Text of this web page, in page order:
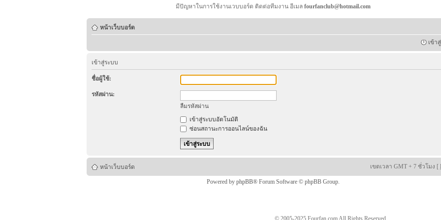
มีปัญหาในการใช้งานเวบบอร์ด ติดต่อทีมงาน อีเมล fourfanclub@hotmail.com
หน้าเว็บบอร์ด
เข้า
เข้าสู่ระบบ
ชื่อผู้ใช้:
รหัสผ่าน:
ลืมรหัสผ่าน
เข้าสู่ระบบอัตโนมัติ
ซ่อนสถานะการออนไลน์ของฉัน
หน้าเว็บบอร์ด เขตเวลา GMT + 7 ชั่วโมง [
Powered by phpBB® Forum Software © phpBB Group.
© 2005-2025 Fourfan.com All Rights Reserved.